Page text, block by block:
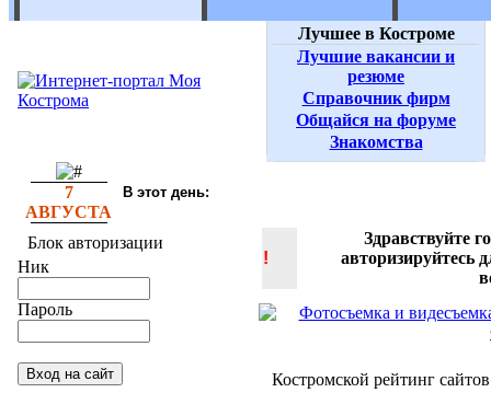
Лучшее в Костроме
Лучшие вакансии и
резюме
Справочник фирм
Общайся на форуме
Знакомства
7
АВГУСТА
В этот день:
Блок авторизации
Ник
Пароль
!
Здравствуйте
авторизируйтесь
Костромской рейтинг сайтов